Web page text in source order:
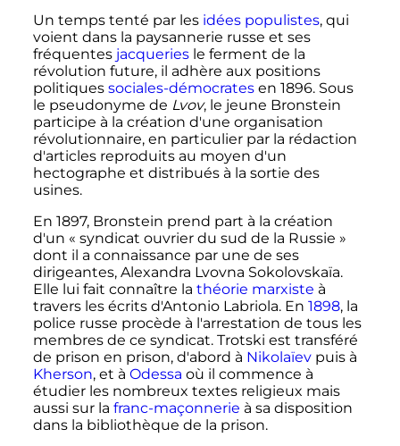
Un temps tenté par les idées populistes, qui
voient dans la paysannerie russe et ses
fréquentes jacqueriesle ferment de la
révolution future, il adhère aux positions
politiques sociales-démocratesen 1896. Sous
le pseudonyme de Lvov, le jeune Bronstein
participe à la création d'une organisation
révolutionnaire, en particulier par la rédaction
d'articles reproduits au moyen d'un
hectographe et distribués à la sortie des
usines.
En 1897, Bronstein prend part à la création
d'un « syndicat ouvrier du sud de la Russie »
dont il a connaissance par une de ses
dirigeantes, Alexandra Lvovna Sokolovskaïa.
Elle lui fait connaître la théorie marxiste à
travers les écrits d'Antonio Labriola. En 1898, la
police russe procède à l'arrestation de tous les
membres de ce syndicat. Trotski est transféré
de prison en prison, d'abord à Nikolaïevpuis à
Kherson, et à Odessa où il commence à
étudier les nombreux textes religieux mais
aussi sur la franc-maçonnerie à sa disposition
dans la bibliothèque de la prison.